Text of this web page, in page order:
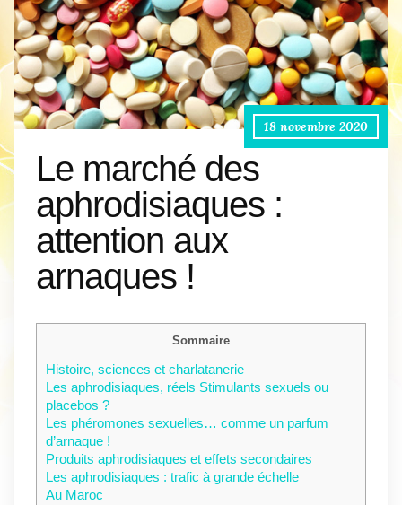
18 novembre 2020
Le marché des
aphrodisiaques :
attention aux
arnaques !
Sommaire
Histoire, sciences et charlatanerie
Les aphrodisiaques, réels Stimulants sexuels ou
placebos ?
Les phéromones sexuelles… comme un parfum
d’arnaque !
Produits aphrodisiaques et effets secondaires
Les aphrodisiaques : trafic à grande échelle
Au Maroc